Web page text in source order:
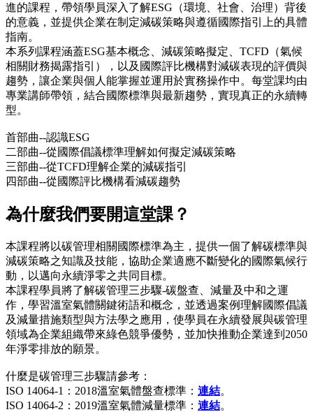
進的課程，帶領學員深入了解ESG（環境、社會、治理）背後
的意義，並提供企業在制定減碳策略與遵循國際指引上的具體
指南。
本系列課程涵蓋ESG基本概念、減碳策略擬定、TCFD（氣候
相關財務揭露指引），以及國際評比機構對減碳表現的評價與
趨勢，讓企業與個人能掌握並運用於實務操作中。每堂課均由
專業講師帶領，結合國際標準與最新趨勢，實現真正的永續轉
型。
首部曲--認識ESG
二部曲--從國際倡議標準理解如何擬定減碳策略
三部曲--從TCFD理解企業的減碳指引
四部曲--從國際評比機構看減碳趨勢
為什麼我們要開這堂課？
本課程將以碳管理相關國際標準為主，提供一個了解碳標準與
減碳策略之知識及技能，協助企業適應不斷變化的國際氣候行
動，以邁向永續淨零之共同目標。
本課程學員將了解碳管理三步驟-碳盤查、減量及中和之運
作，學習溫室氣體關鍵術語和概念，並透過案例理解國際倡議
及減量措施類型與方法學之應用，使學員在永續發展與碳管理
領域為企業組織帶來綠色競爭優勢，並加快推動企業達到2050
年淨零排放的願景。
什麼是碳管理三步驟請參考：
ISO 14064-1：2018溫室氣體盤查標準： 連結。
ISO 14064-2：2019溫室氣體減量標準： 連結。